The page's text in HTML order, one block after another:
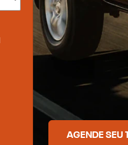
AGENDE SEU